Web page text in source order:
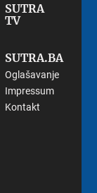
SUTRA
TV
SUTRA.BA
Oglašavanje
Impressum
Kontakt